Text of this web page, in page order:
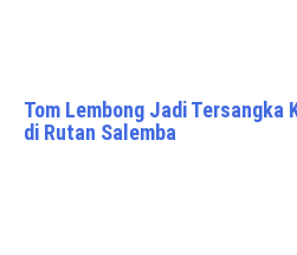
Tom Lembong Jadi Tersangka
di Rutan Salemba